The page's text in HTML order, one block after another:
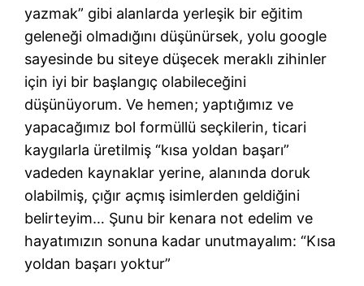
yazmak” gibi alanlarda yerleşik bir eğitim
geleneği olmadığını düşünürsek, yolu google
sayesinde bu siteye düşecek meraklı zihinler
için iyi bir başlangıç olabileceğini
düşünüyorum. Ve hemen; yaptığımız ve
yapacağımız bol formüllü seçkilerin, ticari
kaygılarla üretilmiş “kısa yoldan başarı”
vadeden kaynaklar yerine, alanında doruk
olabilmiş, çığır açmış isimlerden geldiğini
belirteyim… Şunu bir kenara not edelim ve
hayatımızın sonuna kadar unutmayalım: “Kısa
yoldan başarı yoktur”